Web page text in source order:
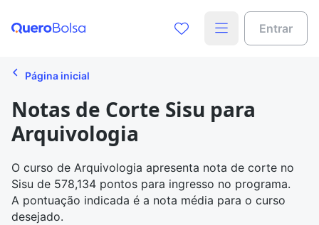
Entrar
Página inicial
Notas de Corte Sisu para
Arquivologia
O curso de Arquivologia apresenta nota de corte no
Sisu de 578,134 pontos para ingresso no programa.
A pontuação indicada é a nota média para o curso
desejado.